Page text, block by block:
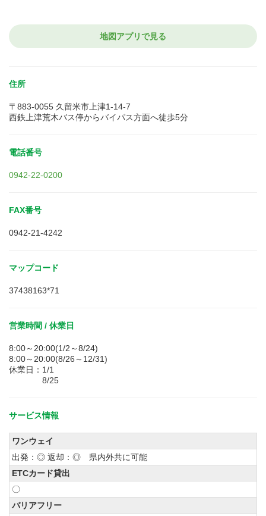
地図アプリで見る
住所
〒883-0055 久留米市上津1-14-7
西鉄上津荒木バス停からバイパス方面へ徒歩5分
電話番号
0942-22-0200
FAX番号
0942-21-4242
マップコード
37438163*71
営業時間 / 休業日
8:00～20:00(1/2～8/24)
8:00～20:00(8/26～12/31)
休業日：1/1
8/25
サービス情報
ワンウェイ
出発：◎ 返却：◎ 県内外共に可能
ETCカード貸出
〇
バリアフリー